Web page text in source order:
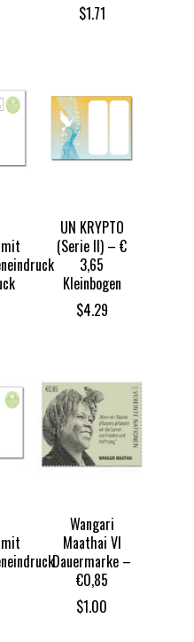
$1.71
UN KRYPTO
(Serie II) – €
3,65
Kleinbogen
$4.29
Wangari
Maathai VI
Dauermarke –
€0,85
$1.00